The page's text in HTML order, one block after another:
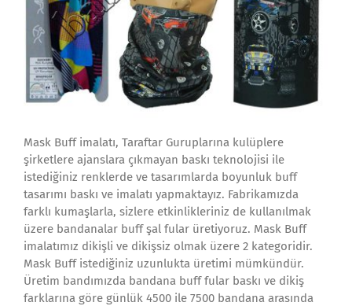
Mask Buff imalatı, Taraftar Guruplarına kulüplere
şirketlere ajanslara çıkmayan baskı teknolojisi ile
istediğiniz renklerde ve tasarımlarda boyunluk buff
tasarımı baskı ve imalatı yapmaktayız. Fabrikamızda
farklı kumaşlarla, sizlere etkinlikleriniz de kullanılmak
üzere bandanalar buff şal fular üretiyoruz. Mask Buff
imalatımız dikişli ve dikişsiz olmak üzere 2 kategoridir.
Mask Buff istediğiniz uzunlukta üretimi mümkündür.
Üretim bandımızda bandana buff fular baskı ve dikiş
farklarına göre günlük 4500 ile 7500 bandana arasında